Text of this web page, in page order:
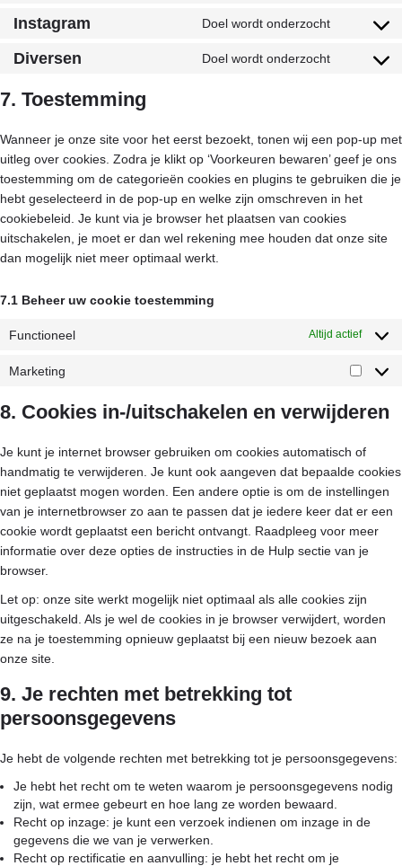
Instagram Doel wordt onderzocht
Diversen Doel wordt onderzocht
7. Toestemming
Wanneer je onze site voor het eerst bezoekt, tonen wij een pop-up met
uitleg over cookies. Zodra je klikt op ‘Voorkeuren bewaren’ geef je ons
toestemming om de categorieën cookies en plugins te gebruiken die je
hebt geselecteerd in de pop-up en welke zijn omschreven in het
cookiebeleid. Je kunt via je browser het plaatsen van cookies
uitschakelen, je moet er dan wel rekening mee houden dat onze site
dan mogelijk niet meer optimaal werkt.
7.1 Beheer uw cookie toestemming
Functioneel Altijd actief
Marketing
8. Cookies in-/uitschakelen en verwijderen
Je kunt je internet browser gebruiken om cookies automatisch of
handmatig te verwijderen. Je kunt ook aangeven dat bepaalde cookies
niet geplaatst mogen worden. Een andere optie is om de instellingen
van je internetbrowser zo aan te passen dat je iedere keer dat er een
cookie wordt geplaatst een bericht ontvangt. Raadpleeg voor meer
informatie over deze opties de instructies in de Hulp sectie van je
browser.
Let op: onze site werkt mogelijk niet optimaal als alle cookies zijn
uitgeschakeld. Als je wel de cookies in je browser verwijdert, worden
ze na je toestemming opnieuw geplaatst bij een nieuw bezoek aan
onze site.
9. Je rechten met betrekking tot
persoonsgegevens
Je hebt de volgende rechten met betrekking tot je persoonsgegevens:
Je hebt het recht om te weten waarom je persoonsgegevens nodig
zijn, wat ermee gebeurt en hoe lang ze worden bewaard.
Recht op inzage: je kunt een verzoek indienen om inzage in de
gegevens die we van je verwerken.
Recht op rectificatie en aanvulling: je hebt het recht om je